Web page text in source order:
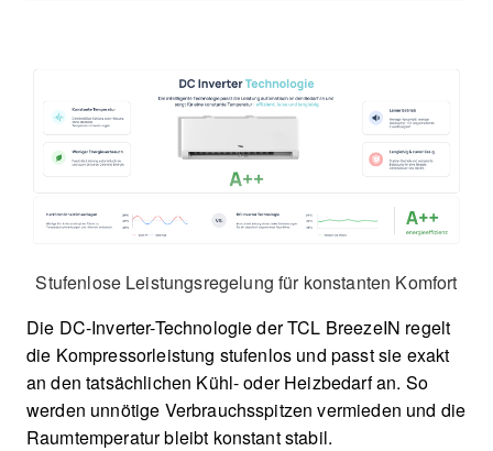
Stufenlose Leistungsregelung für konstanten Komfort
Die DC-Inverter-Technologie der TCL BreezeIN regelt
die Kompressorleistung stufenlos und passt sie exakt
an den tatsächlichen Kühl- oder Heizbedarf an. So
werden unnötige Verbrauchsspitzen vermieden und die
Raumtemperatur bleibt konstant stabil.